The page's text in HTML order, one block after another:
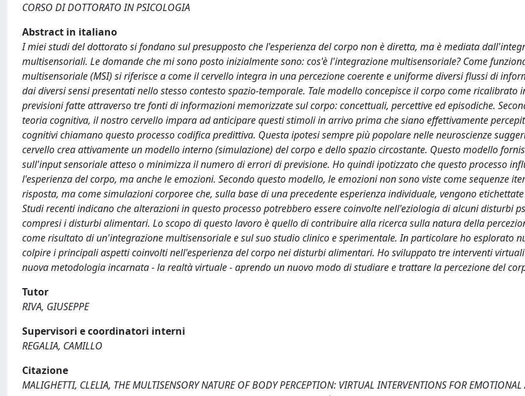
CORSO DI DOTTORATO IN PSICOLOGIA
Abstract in italiano
I miei studi del dottorato si fondano sul presupposto che l'esperienza del corpo non è diretta, ma è mediata
multisensoriali. Le domande che mi sono posto inizialmente sono: cos'è l'integrazione multisensoriale? Come
multisensoriale (MSI) si riferisce a come il cervello integra in una percezione coerente e uniforme diversi flussi di
dai diversi sensi presentati nello stesso contesto spazio-temporale. Tale modello concepisce il corpo come ricalibrato
previsioni fatte attraverso tre fonti di informazioni memorizzate sul corpo: concettuali, percettive ed episodiche.
teoria cognitiva, il nostro cervello impara ad anticipare questi stimoli in arrivo prima che siano effettivamente
cognitivi chiamano questo processo codifica predittiva. Questa ipotesi sempre più popolare nelle neuroscienze
cervello crea attivamente un modello interno (simulazione) del corpo e dello spazio circostante. Questo modello
sull'input sensoriale atteso o minimizza il numero di errori di previsione. Ho quindi ipotizzato che questo processo
l'esperienza del corpo, ma anche le emozioni. Secondo questo modello, le emozioni non sono viste come sequenze
risposta, ma come simulazioni corporee che, sulla base di una precedente esperienza individuale, vengono
Studi recenti indicano che alterazioni in questo processo potrebbero essere coinvolte nell'eziologia di alcuni disturbi
compresi i disturbi alimentari. Lo scopo di questo lavoro è quello di contribuire alla ricerca sulla natura della
come risultato di un'integrazione multisensoriale e sul suo studio clinico e sperimentale. In particolare ho esplorato
colpire i principali aspetti coinvolti nell'esperienza del corpo nei disturbi alimentari. Ho sviluppato tre interventi
nuova metodologia incarnata - la realtà virtuale - aprendo un nuovo modo di studiare e trattare la percezione del
Tutor
RIVA, GIUSEPPE
Supervisori e coordinatori interni
REGALIA, CAMILLO
Citazione
MALIGHETTI, CLELIA, THE MULTISENSORY NATURE OF BODY PERCEPTION: VIRTUAL INTERVENTIONS FOR